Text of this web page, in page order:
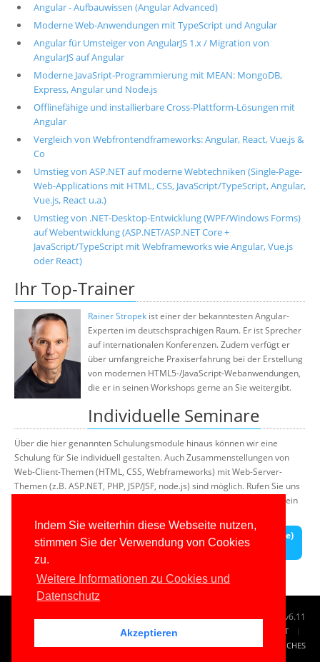
Indem Sie weiterhin diese Webseite nutzen,
stimmen Sie der Verwendung von Cookies
zu.
Weitere Informationen zu Cookies und
Datenschutz
Akzeptieren
Angular - Aufbauwissen (Angular Advanced)
Moderne Web-Anwendungen mit TypeScript und Angular
Angular für Umsteiger von AngularJS 1.x / Migration von
AngularJS auf Angular
Moderne JavaSript-Programmierung mit MEAN: MongoDB,
Express, Angular und Node.js
Offlinefähige und installierbare Cross-Plattform-Lösungen mit
Angular
Vergleich von Webfrontendframeworks: Angular, React, Vue.js &
Co
Umstieg von ASP.NET auf moderne Webtechniken (Single-Page-
Web-Applications mit HTML, CSS, JavaScript/TypeScript, Angular,
Vue.js, React u.a.)
Umstieg von .NET-Desktop-Entwicklung (WPF/Windows Forms)
auf Webentwicklung (ASP.NET/ASP.NET Core +
JavaScript/TypeScript mit Webframeworks wie Angular, Vue.js
oder React)
Ihr Top-Trainer
Rainer Stropek ist einer der bekanntesten Angular-
Experten im deutschsprachigen Raum. Er ist Sprecher
auf internationalen Konferenzen. Zudem verfügt er
über umfangreiche Praxiserfahrung bei der Erstellung
von modernen HTML5-/JavaScript-Webanwendungen,
die er in seinen Workshops gerne an Sie weitergibt.
Individuelle Seminare
Über die hier genannten Schulungsmodule hinaus können wir eine
Schulung für Sie individuell gestalten. Auch Zusammenstellungen von
Web-Client-Themen (HTML, CSS, Webframeworks) mit Web-Server-
Themen (z.B. ASP.NET, PHP, JSP/JSF, node.js) sind möglich. Rufen Sie uns
oder nutzen Sie unser Anfrageformular für ein
Anfrage für ein Firmenseminar (Vor-Ort bei Ihnen oder Online)
zu Angular
© 1996-2026www.IT-Visions.de-Dr. Holger Schwichtenberg v6.11
TAG CLOUD
KONTAKT
IMPRESSUM
RECHTLICHES